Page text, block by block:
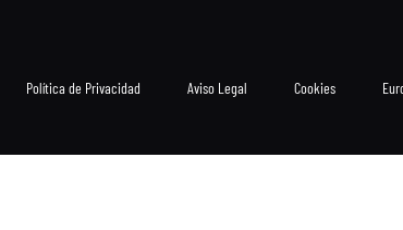
Política de Privacidad Aviso Legal Cookies